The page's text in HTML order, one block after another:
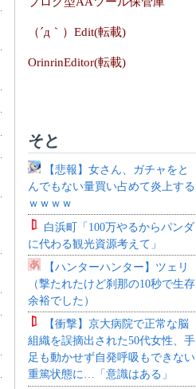
（´д｀）Edit(転載)
OrinrinEditor(転載)
そと
【悲報】女さん、ガチャをと
んでもない量買い占めて炎上する
ｗｗｗｗ
白浜町「100万やるからパンダ
に代わる観光資源考えて」
【ハンターハンター】ツェリ
（撃たれたけど刹那の10秒で生存
余裕でした）
【衝撃】京大病院で正常な脳
組織を誤摘出された50代女性、手
足も動かせず自発呼吸もできない
重篤状態に…「意識はある」